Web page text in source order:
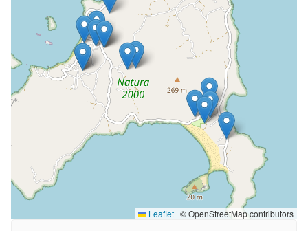
Leaflet | © OpenStreetMap contributors